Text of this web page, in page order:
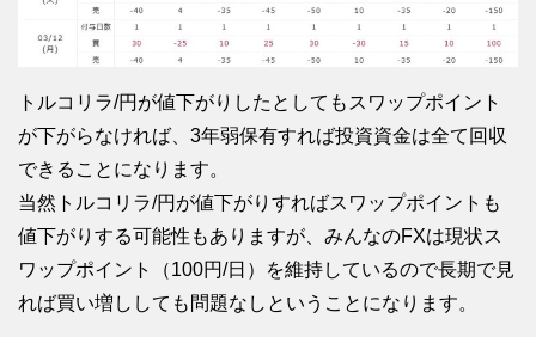
トルコリラ/円が値下がりしたとしてもスワップポイント
が下がらなければ、3年弱保有すれば投資資金は全て回収
できることになります。
当然トルコリラ/円が値下がりすればスワップポイントも
値下がりする可能性もありますが、みんなのFXは現状ス
ワップポイント（100円/日）を維持しているので長期で見
れば買い増ししても問題なしということになります。